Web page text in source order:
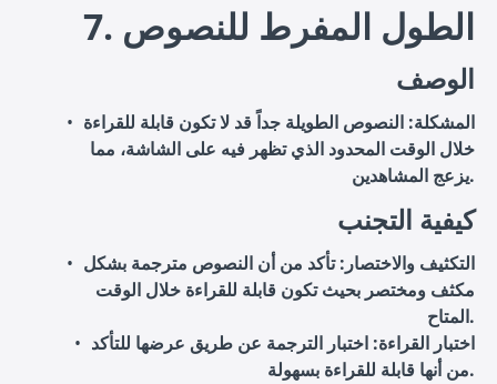
7. الطول المفرط للنصوص
الوصف
المشكلة: النصوص الطويلة جداً قد لا تكون قابلة للقراءة
خلال الوقت المحدود الذي تظهر فيه على الشاشة، مما
يزعج المشاهدين.
كيفية التجنب
التكثيف والاختصار : تأكد من أن النصوص مترجمة بشكل
مكثف ومختصر بحيث تكون قابلة للقراءة خلال الوقت
المتاح.
اختبار القراءة: اختبار الترجمة عن طريق عرضها للتأكد
من أنها قابلة للقراءة بسهولة.